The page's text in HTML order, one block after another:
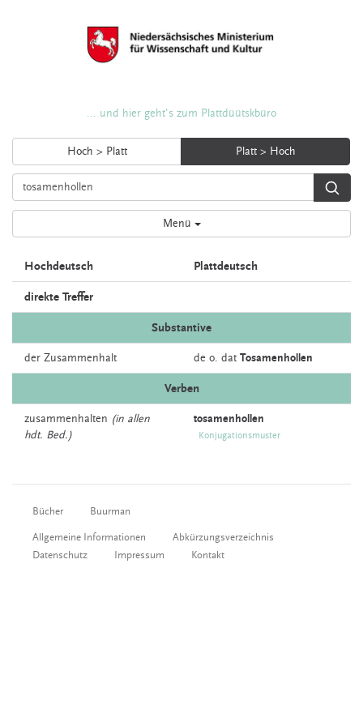
... und hier geht's zum Plattdüütskbüro
Hoch > Platt Platt > Hoch
Menü
Hochdeutsch Plattdeutsch
direkte Treffer
Substantive
der Zusammenhalt de o. dat Tosamenhollen
Verben
zusammenhalten (in allen
hdt. Bed.)
tosamenhollen
Konjugationsmuster
Bücher Buurman
Allgemeine Informationen
Abkürzungsverzeichnis
Datenschutz
Impressum Kontakt